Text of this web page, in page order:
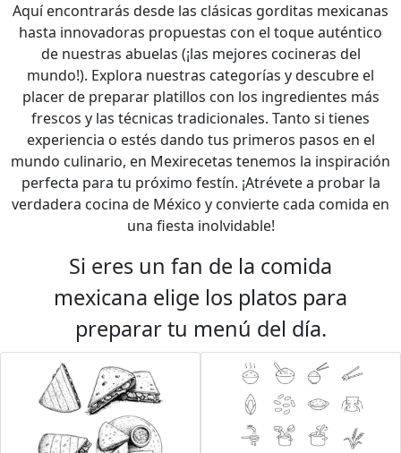
Aquí encontrarás desde las clásicas gorditas mexicanas
hasta innovadoras propuestas con el toque auténtico
de nuestras abuelas (¡las mejores cocineras del
mundo!). Explora nuestras categorías y descubre el
placer de preparar platillos con los ingredientes más
frescos y las técnicas tradicionales. Tanto si tienes
experiencia o estés dando tus primeros pasos en el
mundo culinario, en Mexirecetas tenemos la inspiración
perfecta para tu próximo festín. ¡Atrévete a probar la
verdadera cocina de México y convierte cada comida en
una fiesta inolvidable!
Si eres un fan de la comida
mexicana elige los platos para
preparar tu menú del día.